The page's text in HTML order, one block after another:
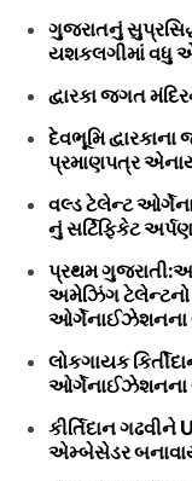
ગુજરાતનું
યશકલગીમાં વધુ
દ્વારકા જગત
દેવભૂમિ
પ્રમાણપત્ર
વલ્ડ ટેલેન્ટ
નું સર્ટિફિકેટ
પ્રથમ
અમેઝિંગ ટેલેન્ટનો
ઓર્ગેનાઈઝેશનના
લોકગાયક
ઓર્ગેનાઈઝેશનના
કીર્તિદાન
એમ્બેસેડર